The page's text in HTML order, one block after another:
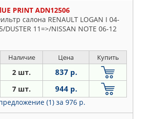
PRINT ADN12506
салона RENAULT LOGAN I 04-
DUSTER 11=>/NISSAN NOTE 06-12
Наличие Цена Купить
2 шт. 837 р.
7 шт. 944 р.
(1) за 976 р.